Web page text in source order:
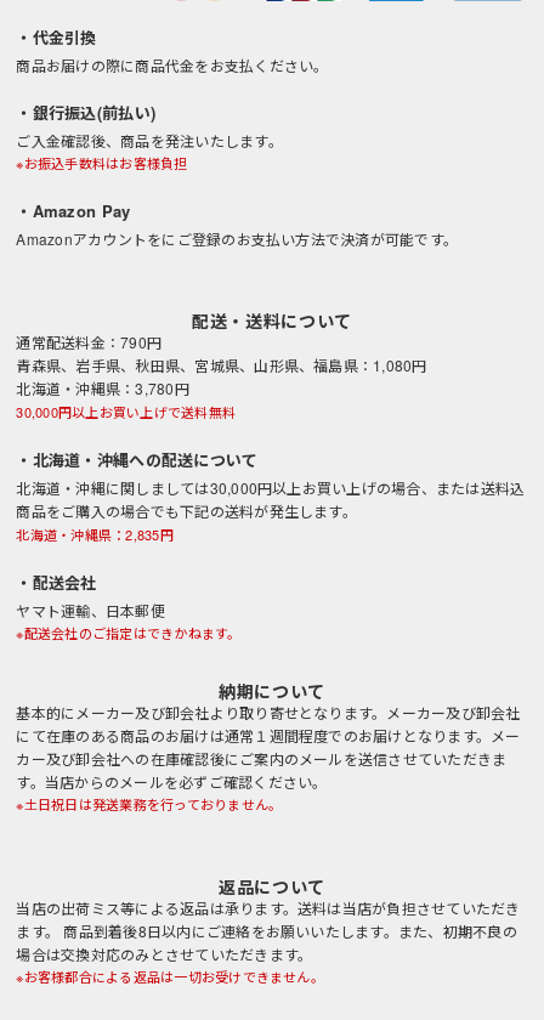
・代金引換
商品お届けの際に商品代金をお支払ください。
・銀行振込(前払い)
ご入金確認後、商品を発注いたします。
※お振込手数料はお客様負担
・Amazon Pay
Amazonアカウントをにご登録のお支払い方法で決済が可能です。
配送・送料について
通常配送料金：790円
青森県、岩手県、秋田県、宮城県、山形県、福島県：1,080円
北海道・沖縄県：3,780円
30,000円以上お買い上げで送料無料
・北海道・沖縄への配送について
北海道・沖縄に関しましては30,000円以上お買い上げの場合、または送料込
商品をご購入の場合でも下記の送料が発生します。
北海道・沖縄県：2,835円
・配送会社
ヤマト運輸、日本郵便
※配送会社のご指定はできかねます。
納期について
基本的にメーカー及び卸会社より取り寄せとなります。メーカー及び卸会社
にて在庫のある商品のお届けは通常１週間程度でのお届けとなります。メー
カー及び卸会社への在庫確認後にご案内のメールを送信させていただきま
す。当店からのメールを必ずご確認ください。
※土日祝日は発送業務を行っておりません。
返品について
当店の出荷ミス等による返品は承ります。送料は当店が負担させていただき
ます。 商品到着後8日以内にご連絡をお願いいたします。また、初期不良の
場合は交換対応のみとさせていただきます。
※お客様都合による返品は一切お受けできません。